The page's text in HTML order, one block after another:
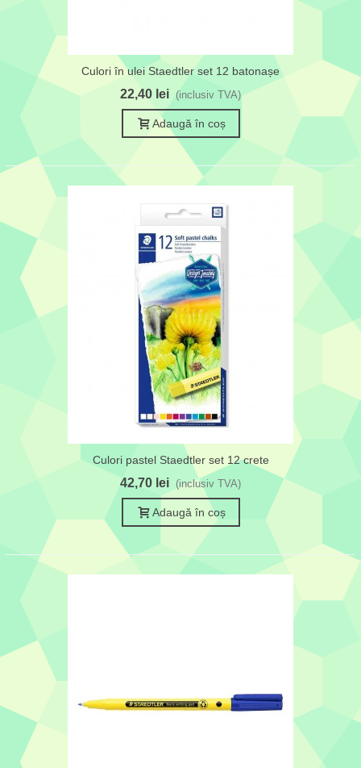
Culori în ulei Staedtler set 12 batonașe
22,40 lei (inclusiv TVA)
Adaugă în coș
Culori pastel Staedtler set 12 crete
42,70 lei (inclusiv TVA)
Adaugă în coș